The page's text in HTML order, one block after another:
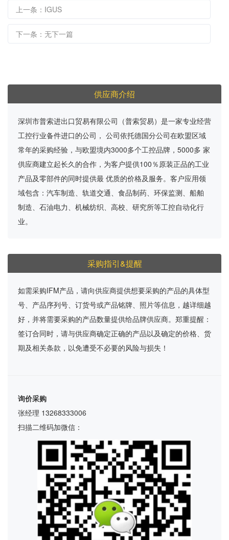
上一条：IGUS
下一条：无下一篇
供应商介绍
深圳市普索进出口贸易有限公司（普索贸易）是一家专业经营
工控行业备件进口的公司， 公司依托德国分公司在欧盟区域
常年的采购经验，与欧盟境内3000多个工控品牌，5000多 家
供应商建立起长久的合作，为客户提供100％原装正品的工业
产品及零部件的同时提供最 优质的价格及服务。客户应用领
域包含：汽车制造、轨道交通、食品制药、环保监测、船舶
制造、石油电力、机械纺织、高校、研究所等工控自动化行
业。
采购指引&提醒
如需采购IFM产品，请向供应商提供想要采购的产品的具体型
号、产品序列号、订货号或产品铭牌、照片等信息，越详细越
好，并将需要采购的产品数量提供给品牌供应商。郑重提醒：
签订合同时，请与供应商确定正确的产品以及确定的价格、货
期及相关条款，以免遭受不必要的风险与损失！
询价采购
张经理 13268333006
扫描二维码加微信：